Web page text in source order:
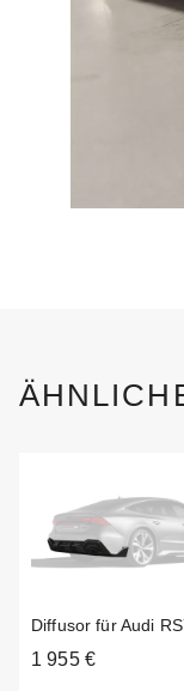
Diffusor für Audi
1 955 €